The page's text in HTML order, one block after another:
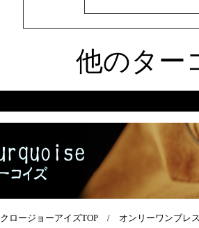
他のター
クロージョーアイズTOP / オンリーワンブレ